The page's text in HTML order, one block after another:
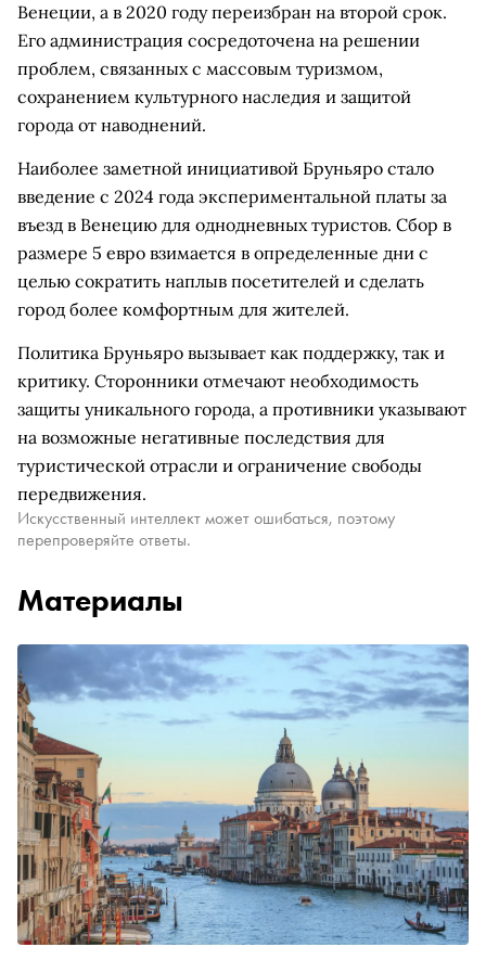
Венеции, а в 2020 году переизбран на второй срок.
Его администрация сосредоточена на решении
проблем, связанных с массовым туризмом,
сохранением культурного наследия и защитой
города от наводнений.
Наиболее заметной инициативой Бруньяро стало
введение с 2024 года экспериментальной платы за
въезд в Венецию для однодневных туристов. Сбор в
размере 5 евро взимается в определенные дни с
целью сократить наплыв посетителей и сделать
город более комфортным для жителей.
Политика Бруньяро вызывает как поддержку, так и
критику. Сторонники отмечают необходимость
защиты уникального города, а противники указывают
на возможные негативные последствия для
туристической отрасли и ограничение свободы
передвижения.
Искусственный интеллект может ошибаться, поэтому
перепроверяйте ответы.
Материалы